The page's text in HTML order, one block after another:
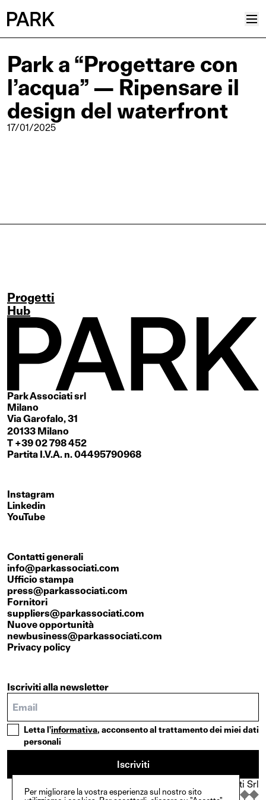
Progetti
Plus
Hub
Reinventing Heritage
Contatti
Park a “Progettare con
l’acqua” — Ripensare il
design del waterfront
17/01/2025
Progetti
Hub
Park Associati srl
Milano
Via Garofalo, 31
20133 Milano
T +39 02 798 452
Partita I.V.A. n. 04495790968
Instagram
Linkedin
YouTube
Contatti generali
info@parkassociati.com
Ufficio stampa
press@parkassociati.com
Fornitori
suppliers@parkassociati.com
Nuove opportunità
newbusiness@parkassociati.com
Privacy policy
Iscriviti alla newsletter
Letta l'informativa, acconsento al trattamento dei miei dati
personali
Iscriviti
© Copyright {2025}. Park Associati Srl
Per migliorare la vostra esperienza sul nostro sito